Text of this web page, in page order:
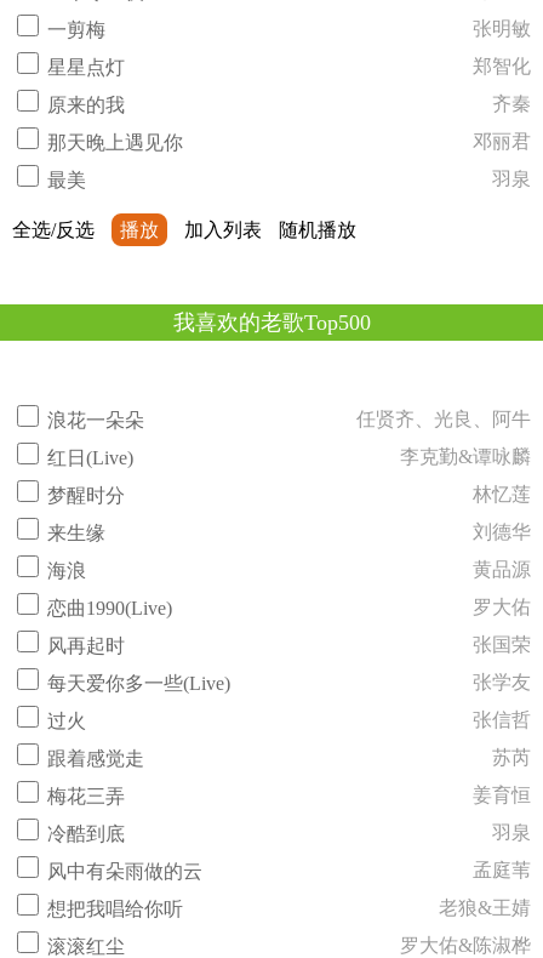
一剪梅
张明敏
星星点灯
郑智化
原来的我
齐秦
那天晚上遇见你
邓丽君
最美
羽泉
全选/反选 播放 加入列表 随机播放
我喜欢的老歌Top500
浪花一朵朵
任贤齐、光良、阿牛
红日(Live)
李克勤&谭咏麟
梦醒时分
林忆莲
来生缘
刘德华
海浪
黄品源
恋曲1990(Live)
罗大佑
风再起时
张国荣
每天爱你多一些(Live)
张学友
过火
张信哲
跟着感觉走
苏芮
梅花三弄
姜育恒
冷酷到底
羽泉
风中有朵雨做的云
孟庭苇
想把我唱给你听
老狼&王婧
滚滚红尘
罗大佑&陈淑桦